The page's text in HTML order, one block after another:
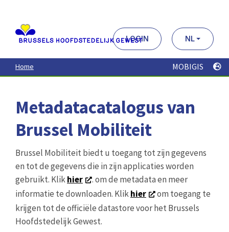
contenu
principal
LOGIN NL
Home MOBIGIS
Metadatacatalogus van
Brussel Mobiliteit
Brussel Mobiliteit biedt u toegang tot zijn gegevens
en tot de gegevens die in zijn applicaties worden
gebruikt. Klikhier
. om de metadata en meer
informatie te downloaden. Klikhier
om toegang te
krijgen tot de officiële datastore voor het Brussels
Hoofdstedelijk Gewest.